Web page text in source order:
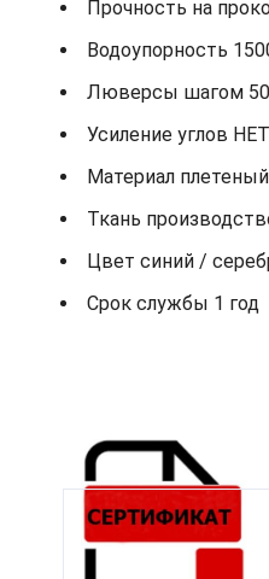
Прочность на
Водоупорность
Люверсы шагом
Усиление углов НЕТ
Материал
Ткань
Цвет синий /
Срок службы 1 год